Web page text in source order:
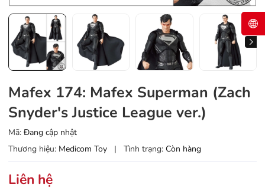
Mafex 174: Mafex Superman (Zach
Snyder's Justice League ver.)
Mã: Đang cập nhật
Thương hiệu: Medicom Toy | Tình trạng: Còn hàng
Liên hệ